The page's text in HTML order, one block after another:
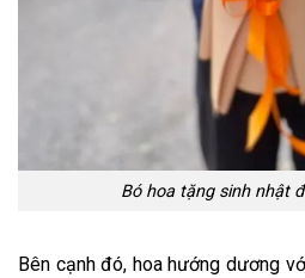
Bó hoa tặng sinh nhật
Bên cạnh đó, hoa hướng dương